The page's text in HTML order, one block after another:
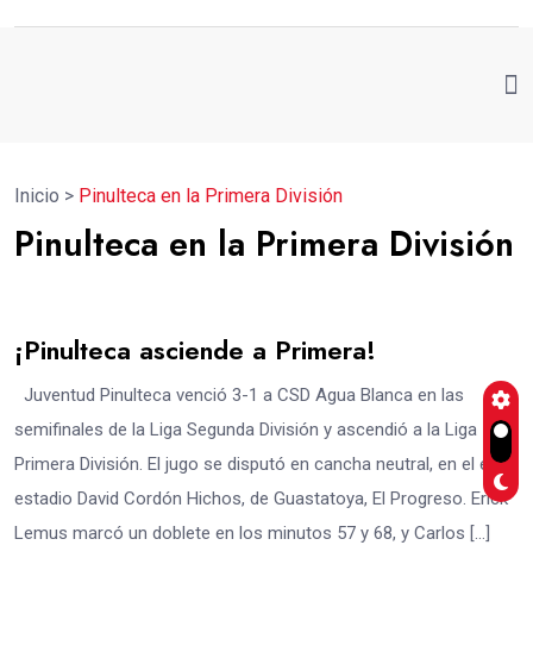
Inicio > Pinulteca en la Primera División
Pinulteca en la Primera División
¡Pinulteca asciende a Primera!
Juventud Pinulteca venció 3-1 a CSD Agua Blanca en las
semifinales de la Liga Segunda División y ascendió a la Liga
Primera División. El jugo se disputó en cancha neutral, en el el
estadio David Cordón Hichos, de Guastatoya, El Progreso. Erick
Lemus marcó un doblete en los minutos 57 y 68, y Carlos […]